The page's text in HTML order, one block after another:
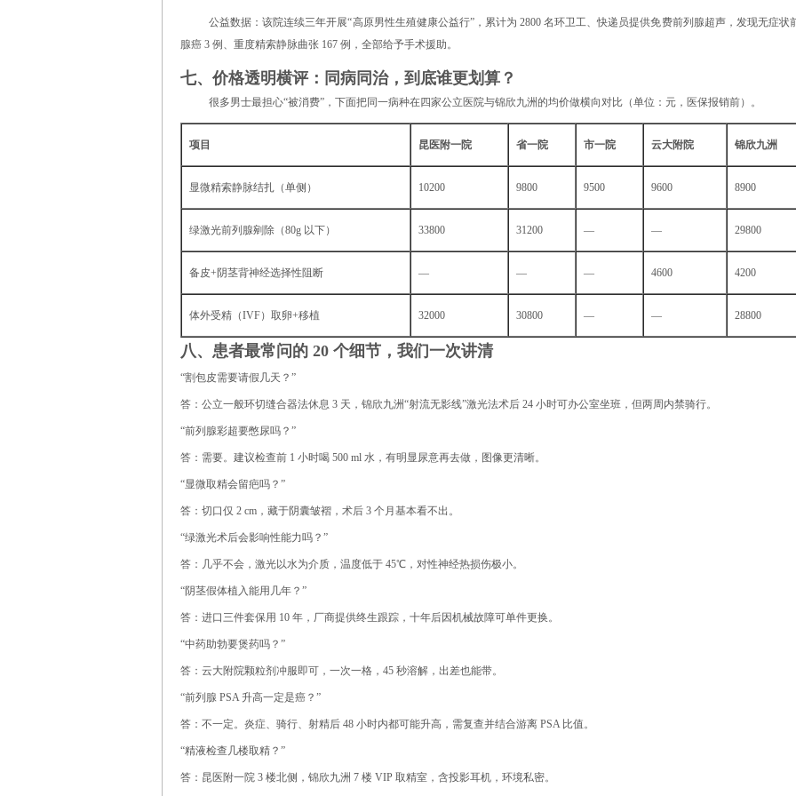
公益数据：该院连续三年开展“高原男性生殖健康公益行”，累计为 2800 名环卫工、快递员提供免费前列腺超声，发现无症状
腺癌 3 例、重度精索静脉曲张 167 例，全部给予手术援助。
七、价格透明横评：同病同治，到底谁更划算？
很多男士最担心“被消费”，下面把同一病种在四家公立医院与锦欣九洲的均价做横向对比（单位：元，医保报销前）。
项目 昆医附一院 省一院 市一院 云大附院 锦欣九洲
显微精索静脉结扎（单侧） 10200 9800 9500 9600 8900
绿激光前列腺剜除（80g 以下） 33800 31200 — — 29800
备皮+阴茎背神经选择性阻断 — — — 4600 4200
体外受精（IVF）取卵+移植 32000 30800 — — 28800
八、患者最常问的 20 个细节，我们一次讲清
“割包皮需要请假几天？”
答：公立一般环切缝合器法休息 3 天，锦欣九洲“射流无影线”激光法术后 24 小时可办公室坐班，但两周内禁骑行。
“前列腺彩超要憋尿吗？”
答：需要。建议检查前 1 小时喝 500 ml 水，有明显尿意再去做，图像更清晰。
“显微取精会留疤吗？”
答：切口仅 2 cm，藏于阴囊皱褶，术后 3 个月基本看不出。
“绿激光术后会影响性能力吗？”
答：几乎不会，激光以水为介质，温度低于 45℃，对性神经热损伤极小。
“阴茎假体植入能用几年？”
答：进口三件套保用 10 年，厂商提供终生跟踪，十年后因机械故障可单件更换。
“中药助勃要煲药吗？”
答：云大附院颗粒剂冲服即可，一次一格，45 秒溶解，出差也能带。
“前列腺 PSA 升高一定是癌？”
答：不一定。炎症、骑行、射精后 48 小时内都可能升高，需复查并结合游离 PSA 比值。
“精液检查几楼取精？”
答：昆医附一院 3 楼北侧，锦欣九洲 7 楼 VIP 取精室，含投影耳机，环境私密。